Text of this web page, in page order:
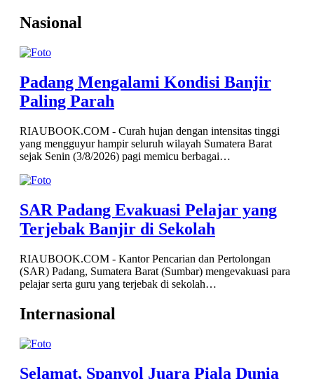
Nasional
Padang Mengalami Kondisi Banjir
Paling Parah
RIAUBOOK.COM - Curah hujan dengan intensitas tinggi
yang mengguyur hampir seluruh wilayah Sumatera Barat
sejak Senin (3/8/2026) pagi memicu berbagai…
SAR Padang Evakuasi Pelajar yang
Terjebak Banjir di Sekolah
RIAUBOOK.COM - Kantor Pencarian dan Pertolongan
(SAR) Padang, Sumatera Barat (Sumbar) mengevakuasi para
pelajar serta guru yang terjebak di sekolah…
Internasional
Selamat, Spanyol Juara Piala Dunia